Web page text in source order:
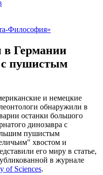
Философия»
в Германии
с пушистым
и немецкие
обнаружили в
останки большого
динозавра с
пушистым
хвостом и
его миру в статье,
в журнале
of Sciences.